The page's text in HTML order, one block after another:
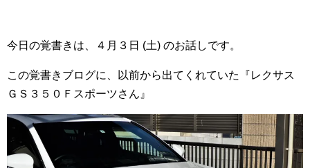
今日の覚書きは、４月３日 (土) のお話しです。
この覚書きブログに、以前から出てくれていた『レクサス
ＧＳ３５０Ｆスポーツさん』